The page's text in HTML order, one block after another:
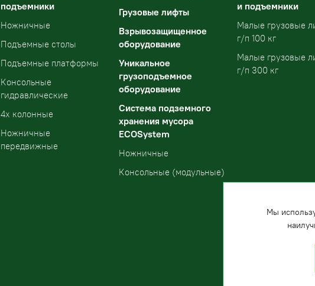
подъемники
Ножничные
Подъемные столы
Подъемные платформы
Консольные
гидравлические
4х колонные
Ножничные
передвижные
Грузовые лифты
Взрывозащищенное
оборудование
Уникальное
грузоподъемное
оборудование
Система подземного
хранения мусора
ECOSystem
Ножничные
Консольные (модульные)
и подъемники
Малые грузовые
г/п 100 кг
Малые грузовые
г/п 300 кг
Мы